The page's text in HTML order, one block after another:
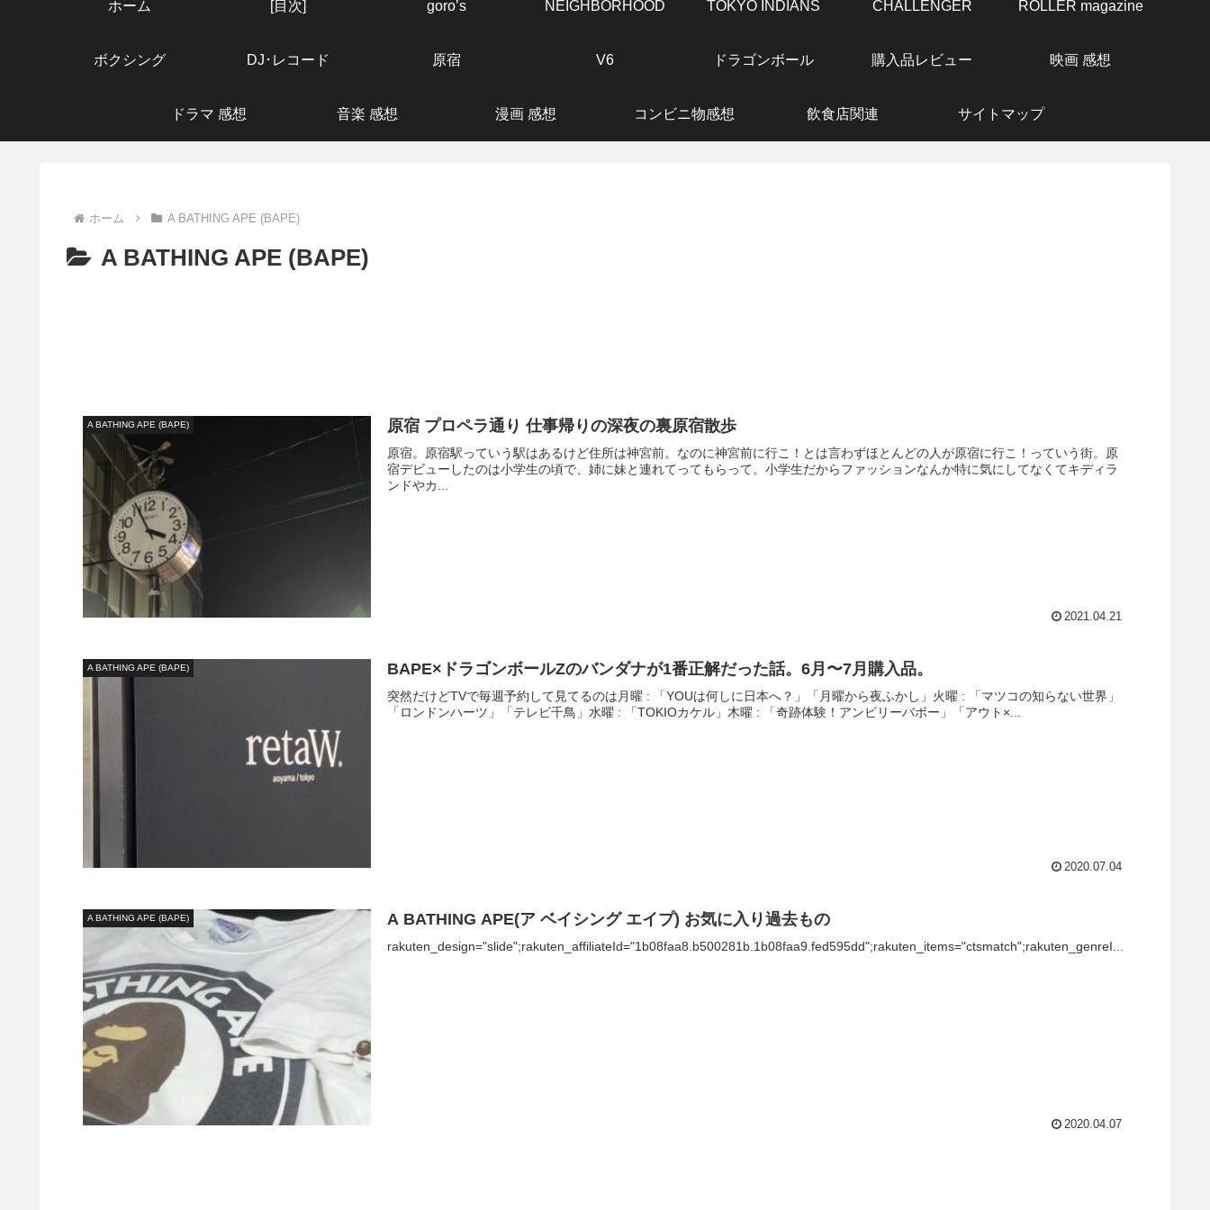
ホーム [目次] goro’s NEIGHBORHOOD TOKYO INDIANS CHALLENGER ROLLER magazine
ボクシング DJ･レコード 原宿 V6 ドラゴンボール 購入品レビュー 映画 感想
ドラマ 感想 音楽 感想 漫画 感想 コンビニ物感想 飲食店関連 サイトマップ
ホーム A BATHING APE (BAPE)
A BATHING APE (BAPE)
A BATHING APE (BAPE) 原宿 プロペラ通り 仕事帰りの深夜の裏原宿散歩
原宿。原宿駅っていう駅はあるけど住所は神宮前。なのに神宮前に行こ！とは言わずほとんどの人が原宿に行こ！っていう街。原
宿デビューしたのは小学生の頃で、姉に妹と連れてってもらって。小学生だからファッションなんか特に気にしてなくてキディラ
ンドやカ...
2021.04.21
A BATHING APE (BAPE) BAPE×ドラゴンボールZのバンダナが1番正解だった話。6月〜7月購入品。
突然だけどTVで毎週予約して見てるのは月曜 : 「YOUは何しに日本へ？」「月曜から夜ふかし」火曜 : 「マツコの知らない世界」
「ロンドンハーツ」「テレビ千鳥」水曜 : 「TOKIOカケル」木曜 : 「奇跡体験！アンビリーバボー」「アウト×...
2020.07.04
A BATHING APE (BAPE) A BATHING APE(ア ベイシング エイプ) お気に入り過去もの
rakuten_design="slide";rakuten_affiliateId="1b08faa8.b500281b.1b08faa9.fed595dd";rakuten_items="ctsmatch";rakuten_genreI...
2020.04.07